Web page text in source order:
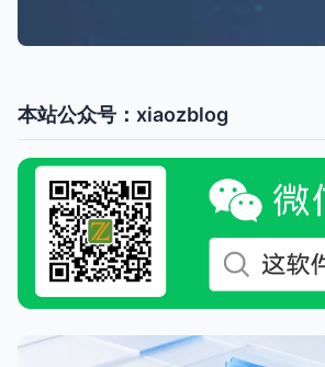
本站公众号：xiaozblog